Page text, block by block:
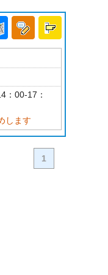
：00-17：
します
1